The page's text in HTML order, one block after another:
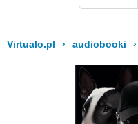
Virtualo.pl › audiobooki ›